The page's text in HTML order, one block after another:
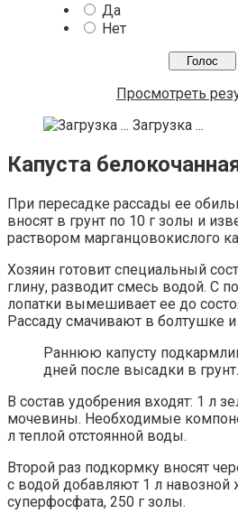
Да
Нет
Просмотреть
Загрузка ...
Капуста
При пересадке рассады ее
вносят в грунт по 10 г золы и
раствором марганцовокислого
Хозяин готовит специальный
глину, разводит смесь водой. С
лопатки вымешивает ее до
Рассаду смачивают в болтушке
Раннюю капусту
дней после высадки в грунт.
В состав удобрения входят: 1 л
мочевины. Необходимые
л теплой отстоянной воды.
Второй раз подкормку вносят
с водой добавляют 1 л навозной
суперфосфата, 250 г золы.